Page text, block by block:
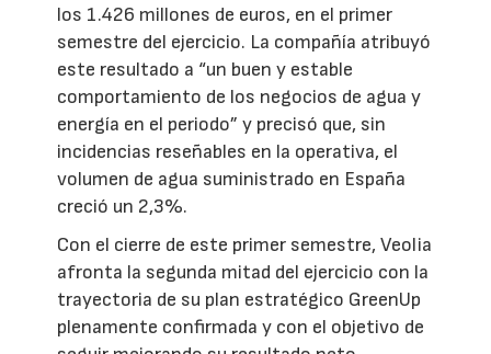
los 1.426 millones de euros, en el primer
semestre del ejercicio. La compañía atribuyó
este resultado a “un buen y estable
comportamiento de los negocios de agua y
energía en el periodo” y precisó que, sin
incidencias reseñables en la operativa, el
volumen de agua suministrado en España
creció un 2,3%.
Con el cierre de este primer semestre, Veolia
afronta la segunda mitad del ejercicio con la
trayectoria de su plan estratégico GreenUp
plenamente confirmada y con el objetivo de